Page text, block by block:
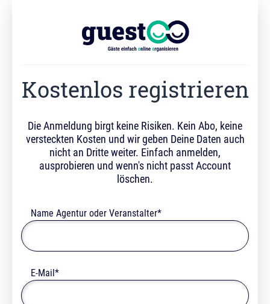
Kostenlos registrieren
Die Anmeldung birgt keine Risiken. Kein Abo, keine
versteckten Kosten und wir geben Deine Daten auch
nicht an Dritte weiter. Einfach anmelden,
ausprobieren und wenn's nicht passt Account
löschen.
Name Agentur oder Veranstalter*
E-Mail*